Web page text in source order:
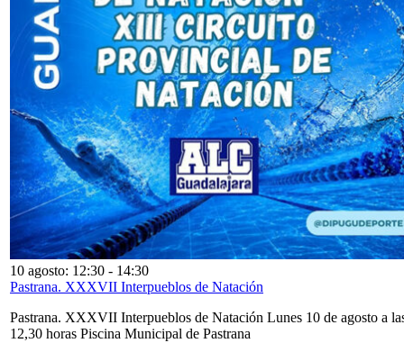
10 agosto: 12:30 - 14:30
Pastrana. XXXVII Interpueblos de Natación
Pastrana. XXXVII Interpueblos de Natación Lunes 10 de agosto a
12,30 horas Piscina Municipal de Pastrana